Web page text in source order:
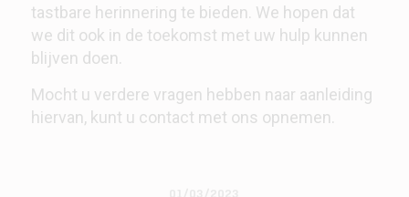
tastbare herinnering te bieden. We hopen dat
we dit ook in de toekomst met uw hulp kunnen
blijven doen.
Mocht u verdere vragen hebben naar aanleiding
hiervan, kunt u contact met ons opnemen.